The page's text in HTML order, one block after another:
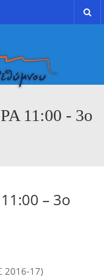
11:00 - 3ο
– 3ο
2016-17)